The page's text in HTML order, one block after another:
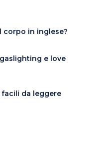
corpo in inglese?
e love
da leggere